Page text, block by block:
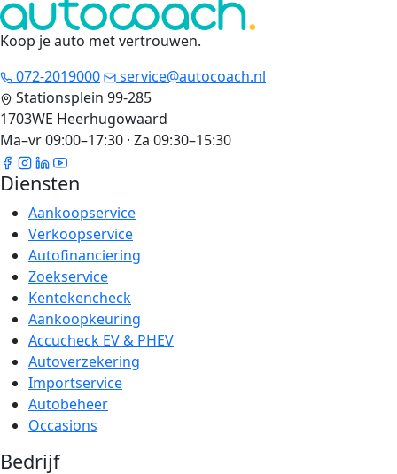
Koop je auto met vertrouwen.
072-2019000
service@autocoach.nl
Stationsplein 99-285
1703WE Heerhugowaard
Ma–vr 09:00–17:30 · Za 09:30–15:30
Diensten
Aankoopservice
Verkoopservice
Autofinanciering
Zoekservice
Kentekencheck
Aankoopkeuring
Accucheck EV & PHEV
Autoverzekering
Importservice
Autobeheer
Occasions
Bedrijf